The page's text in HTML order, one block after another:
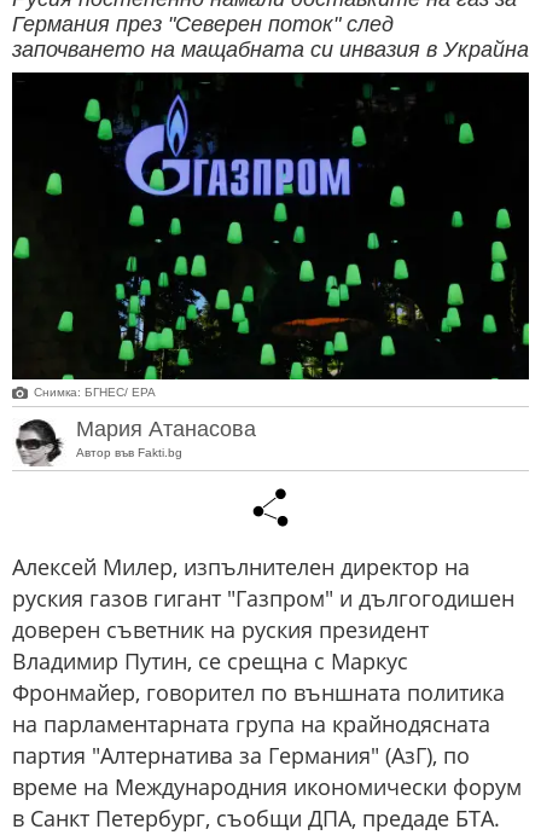
Германия през "Северен поток" след
започването на мащабната си инвазия в Украйна
Снимка: БГНЕС/ EPA
Мария Атанасова
Автор във Fakti.bg
Алексей Милер, изпълнителен директор на
руския газов гигант "Газпром" и дългогодишен
доверен съветник на руския президент
Владимир Путин, се срещна с Маркус
Фронмайер, говорител по външната политика
на парламентарната група на крайнодясната
партия "Алтернатива за Германия" (AзГ), по
време на Международния икономически форум
в Санкт Петербург, съобщи ДПА, предаде БТА.